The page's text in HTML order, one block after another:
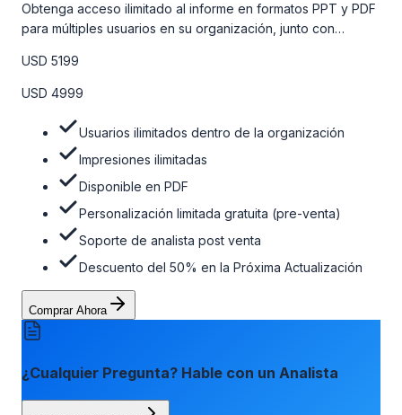
Obtenga acceso ilimitado al informe en formatos PPT y PDF
para múltiples usuarios en su organización, junto con
venta, el soporte post-venta de nuestros analistas y una
opción de actualización gratuita del informe dentro de 180
la tabla de precios a continuación.
USD 5199
USD 4999
Usuarios ilimitados dentro de la organización
Impresiones ilimitadas
Disponible en PDF
Personalización limitada gratuita (pre-venta)
Soporte de analista post venta
Descuento del 50% en la Próxima Actualización
Comprar Ahora
¿Cualquier Pregunta? Hable con un Analista